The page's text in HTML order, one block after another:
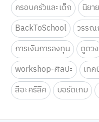
ครอบครัวและเด็ก
นิยา
BackToSchool
วรรณ
การเงินการลงทุน
ดูดวง
workshop-ศิลปะ
เท
สีอะคริลิค
บอร์ดเกม